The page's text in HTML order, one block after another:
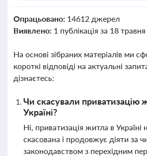
Опрацьовано: 14612 джерел
Виявлено: 1 публікація за 18 травня
На основі зібраних матеріалів ми
короткі відповіді на актуальні
дізнаєтесь:
Чи скасували приватизацію
Україні?
Ні, приватизація житла в Україні
скасована і продовжує діяти за
законодавством з перехідним